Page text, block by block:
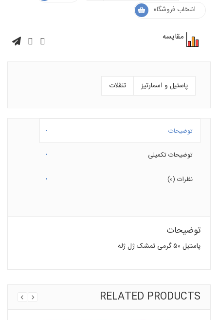
انتخاب فروشگاه
مقایسه
پاستیل و اسمارتیز تنقلات
توضیحات
توضیحات تکمیلی
نظرات (0)
توضیحات
پاستیل ۵۰ گرمی تمشک ژل ژله
RELATED PRODUCTS